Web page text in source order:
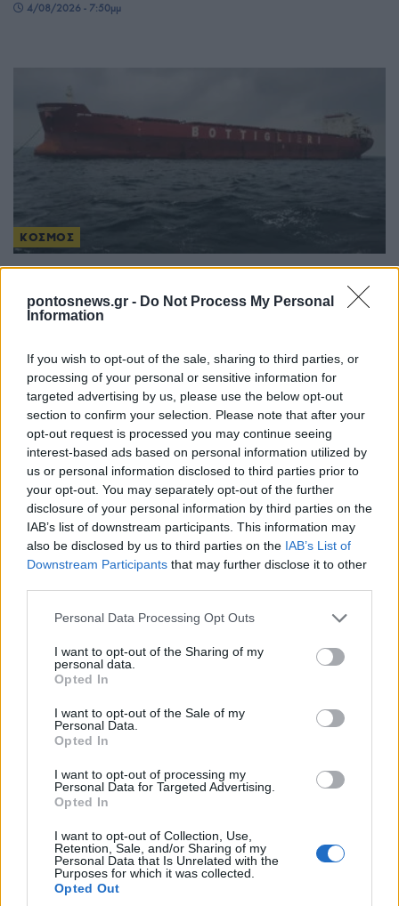
pontosnews.gr - Do Not Process My Personal
Information
If you wish to opt-out of the sale, sharing to third parties, or
processing of your personal or sensitive information for
targeted advertising by us, please use the below opt-out
section to confirm your selection. Please note that after your
opt-out request is processed you may continue seeing
interest-based ads based on personal information utilized by
us or personal information disclosed to third parties prior to
your opt-out. You may separately opt-out of the further
disclosure of your personal information by third parties on the
IAB’s list of downstream participants. This information may
also be disclosed by us to third parties on the IAB’s List of
Downstream Participants that may further disclose it to other
Please note that this website/app uses one or more Google
not limited to your visit or usage behaviour. You may click to
grant or deny consent to Google and its third-party tags to
use your data for below specified purposes in below Google
consent section.
Personal Data Processing Opt Outs
I want to opt-out of the Sharing of my
personal data.
Opted In
I want to opt-out of the Sale of my
Personal Data.
Opted In
I want to opt-out of processing my
Personal Data for Targeted Advertising.
Opted In
I want to opt-out of Collection, Use,
Retention, Sale, and/or Sharing of my
Personal Data that Is Unrelated with the
Purposes for which it was collected.
Opted Out
4/08/2026 - 7:50μμ
ΚΟΣΜΟΣ
Στενά του Ορμούζ: Πλήγμα σε πλοίο ελληνικής
διαχείρισης – Αγνοείται ναυτικός
Λίβανος-Ισραήλ: Η ειρήνη περνά από τα όπλα της
Χεζμπολάχ – Νέες συνομιλίες στη Ρώμη
ΚΟΣΜΟΣ